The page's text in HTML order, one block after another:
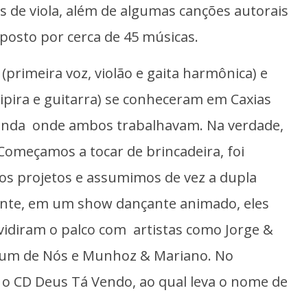
viola, além de algumas canções autorais
por cerca de 45 músicas.
voz, violão e gaita harmônica) e
e guitarra) se conheceram em Caxias
onde ambos trabalhavam. Na verdade,
a tocar de brincadeira, foi
projetos e assumimos de vez a dupla
em um show dançante animado, eles
o palco com artistas como Jorge &
de Nós e Munhoz & Mariano. No
Deus Tá Vendo, ao qual leva o nome de